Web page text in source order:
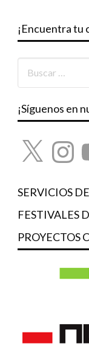
¡Encuentra
¡Síguenos en
X
SERVICIOS
FESTIVALES
PROYECTOS